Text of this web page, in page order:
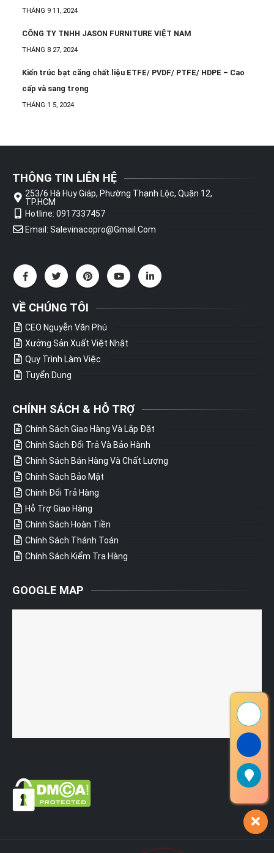
THÁNG 9 11, 2024
CÔNG TY TNHH JASON FURNITURE VIỆT NAM
THÁNG 8 27, 2024
Kiến trúc bạt căng chất liệu ETFE/ PVDF/ PTFE/ HDPE – Cao
cấp và sang trọng
THÁNG 1 5, 2024
THÔNG TIN LIÊN HỆ
253/6 Hà Huy Giáp, Phường Thạnh Lộc, Quận 12,
TP.HCM
Hotline: 0917337457
Email: Salevinacopro@gmail.com
VỀ CHÚNG TÔI
CEO Nguyễn Văn Phú
Xưởng Sản Xuất Việt Nhật
Quy Trình Làm Việc
Tuyển Dụng
CHÍNH SÁCH & HỖ TRỢ
Chính Sách Giao Hàng Và Lắp Đặt
Chính Sách Đổi Trả Và Bảo Hành
Chính Sách Bán Hàng Và Chất Lượng
Chính Sách Bảo Mật
Chính Đổi Trả Hàng
Hỗ Trợ Giao Hàng
Chính Sách Hoàn Tiền
Chính Sách Thánh Toán
Chính Sách Kiểm Tra Hàng
GOOGLE MAP